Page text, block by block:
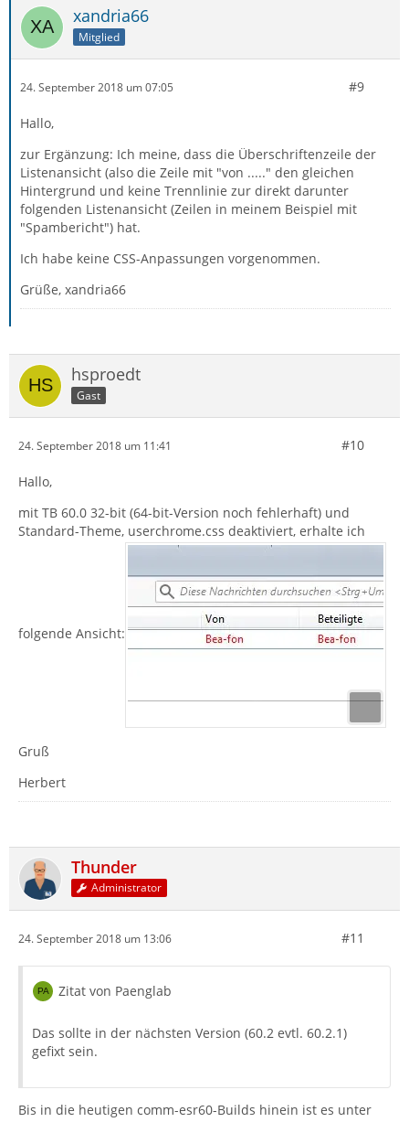
xandria66
Mitglied
24. September 2018 um 07:05 #9
Hallo,
zur Ergänzung: Ich meine, dass die Überschriftenzeile der
Listenansicht (also die Zeile mit "von ....." den gleichen
Hintergrund und keine Trennlinie zur direkt darunter
folgenden Listenansicht (Zeilen in meinem Beispiel mit
"Spambericht") hat.
Ich habe keine CSS-Anpassungen vorgenommen.
Grüße, xandria66
hsproedt
Gast
24. September 2018 um 11:41 #10
Hallo,
mit TB 60.0 32-bit (64-bit-Version noch fehlerhaft) und
Standard-Theme, userchrome.css deaktiviert, erhalte ich
folgende Ansicht:
Gruß
Herbert
Thunder
Administrator
24. September 2018 um 13:06 #11
Zitat von Paenglab
Das sollte in der nächsten Version (60.2 evtl. 60.2.1)
gefixt sein.
Bis in die heutigen comm-esr60-Builds hinein ist es unter